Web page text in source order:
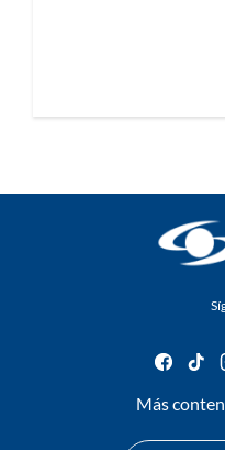
Más